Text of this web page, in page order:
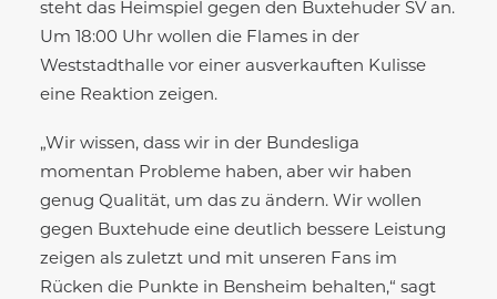
steht das Heimspiel gegen den Buxtehuder SV an.
Um 18:00 Uhr wollen die Flames in der
Weststadthalle vor einer ausverkauften Kulisse
eine Reaktion zeigen.
„Wir wissen, dass wir in der Bundesliga
momentan Probleme haben, aber wir haben
genug Qualität, um das zu ändern. Wir wollen
gegen Buxtehude eine deutlich bessere Leistung
zeigen als zuletzt und mit unseren Fans im
Rücken die Punkte in Bensheim behalten,“ sagt